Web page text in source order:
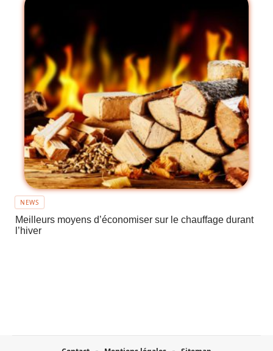
NEWS
Meilleurs moyens d’économiser sur le chauffage durant
l’hiver